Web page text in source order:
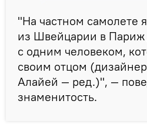
"На частном самолете
из Швейцарии в Париж
с одним человеком,
своим отцом
Алайей — ред.)", —
знаменитость.